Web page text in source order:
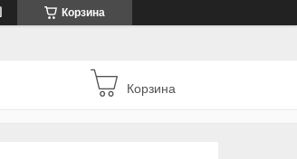
Корзина
Корзина